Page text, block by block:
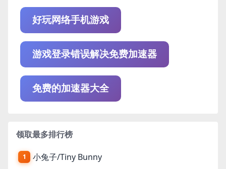
好玩网络手机游戏
游戏登录错误解决免费加速器
免费的加速器大全
领取最多排行榜
1 小兔子/Tiny Bunny